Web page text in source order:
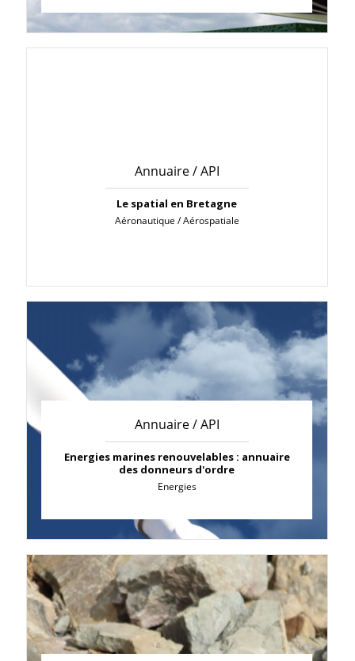
Annuaire / API
Le spatial en Bretagne
Aéronautique / Aérospatiale
Annuaire / API
Energies marines renouvelables : annuaire
des donneurs d'ordre
Energies